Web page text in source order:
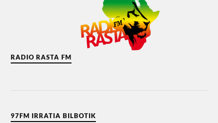
RADIO RASTA FM
97FM IRRATIA BILBOTIK